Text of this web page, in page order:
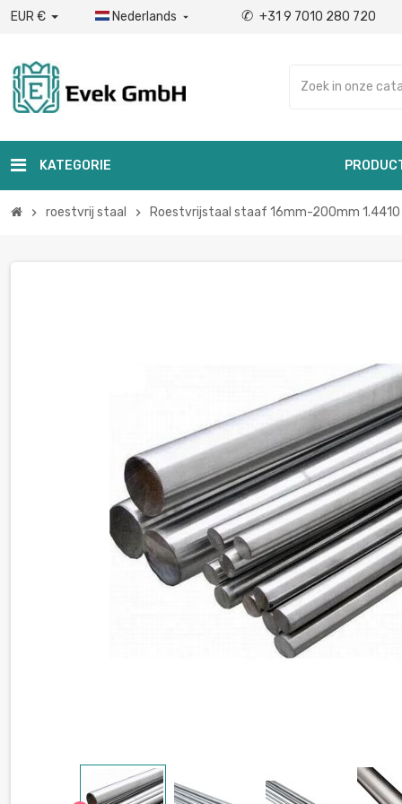
EUR € Nederlands  ✆ +31 9 7010 280 720
KATEGORIE
chevron_right roestvrij staal chevron_right Roestvrijstaal staaf 16mm-200mm 1.4410